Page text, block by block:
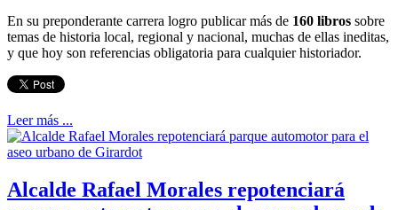
En su preponderante carrera logro publicar más de 160 libros sobre
temas de historia local, regional y nacional, muchas de ellas ineditas,
y que hoy son referencias obligatoria para cualquier historiador.
Leer más ...
Alcalde Rafael Morales repotenciará